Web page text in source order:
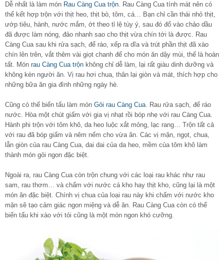
Dễ nhất là làm món Rau Càng Cua trộn. Rau Càng Cua tính mát nên có
thể kết hợp trộn với thịt heo, thịt bò, tôm, cá… Bạn chỉ cần thái nhỏ thịt,
ướp tiêu, hành, nước mắm, ớt theo tỉ lệ tùy ý, sau đó đổ vào chảo dầu
đã được làm nóng, đảo nhanh sao cho thịt vừa chín tới là được. Rau
Càng Cua sau khi rửa sạch, để ráo, xếp ra dĩa và trút phần thịt đã xào
chín lên trên, vắt thêm vài giọt chanh để cho món ăn dậy mùi, thế là hoàn
tất. Món rau Càng Cua trộn không chỉ dễ làm, lại rất giàu dinh dưỡng và
không kén người ăn. Vị rau hơi chua, thân lại giòn và mát, thích hợp cho
những bữa ăn gia đình những ngày hè.
Cũng có thể biến tấu làm món Gỏi rau Càng Cua. Rau rửa sạch, để ráo
nước. Hòa một chút giấm với gia vị nhạt rồi bóp nhẹ với rau Càng Cua.
Hành phi trộn với tôm khô, da heo luộc xắt mỏng, lạc rang… Trộn tất cả
với rau đã bóp giấm và nêm nếm cho vừa ăn. Các vị mặn, ngọt, chua,
lẫn giòn của rau Càng Cua, dai dai của da heo, mềm của tôm khô làm
thành món gỏi ngon đặc biệt.
Ngoài ra, rau Càng Cua còn trộn chung với các loại rau khác như rau
sam, rau thơm… và chấm với nước cá kho hay thịt kho, cũng lại là một
món ăn đặc biệt. Chính vị chua của loại rau này khi chấm với nước kho
mặn sẽ tạo cảm giác ngon miệng và dễ ăn. Rau Càng Cua còn có thể
biến tấu khi xào với tỏi cũng là một món ngon khó cưỡng.